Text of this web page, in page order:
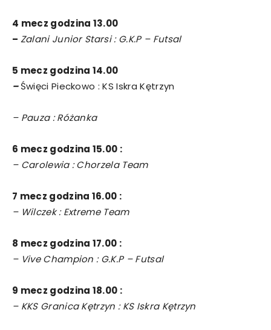
4 mecz godzina 13.00
– Zalani Junior Starsi : G.K.P – Futsal
5 mecz godzina 14.00
–Święci Pieckowo : KS Iskra Kętrzyn
– Pauza : Różanka
6 mecz godzina 15.00 :
– Carolewia : Chorzela Team
7 mecz godzina 16.00 :
– Wilczek : Extreme Team
8 mecz godzina 17.00 :
– Vive Champion : G.K.P – Futsal
9 mecz godzina 18.00 :
– KKS Granica Kętrzyn : KS Iskra Kętrzyn